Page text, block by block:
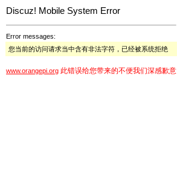
Discuz! Mobile System Error
Error messages:
您当前的访问请求当中含有非法字符，已经被系统拒绝
www.orangepi.org 此错误给您带来的不便我们深感歉意